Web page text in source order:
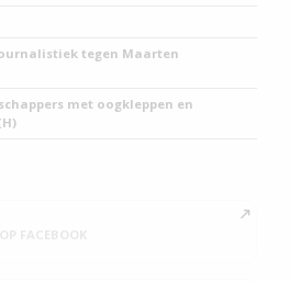
tegen Maarten
met oogkleppen en